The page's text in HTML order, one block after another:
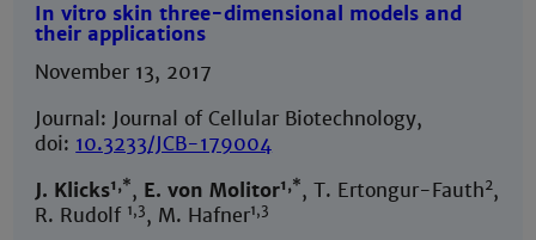
In vitro skin three-dimensional models and
their applications
November 13, 2017
Journal: Journal of Cellular Biotechnology,
doi: 10.3233/JCB-179004
J. Klicks1,*, E. von Molitor1,*, T. Ertongur-Fauth2,
R. Rudolf 1,3, M. Hafner1,3